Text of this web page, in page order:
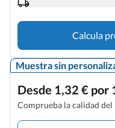
Calcula
Muestra sin
Desde 1,32 € por
Comprueba la calidad